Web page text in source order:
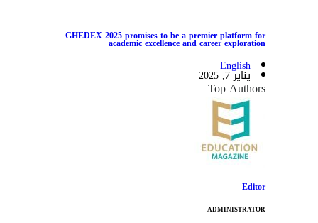
GHEDEX 2025 promises to be a premier platform for
academic excellence and career exploration
English
يناير 7, 2025
Top Authors
Editor
ADMINISTRATOR